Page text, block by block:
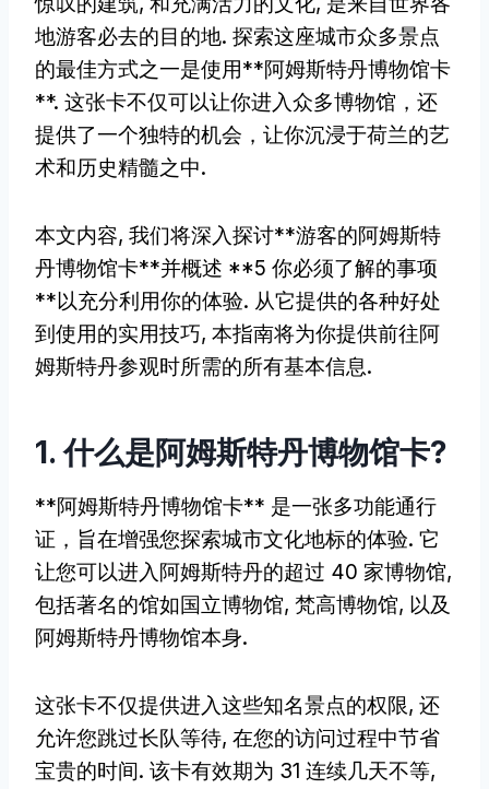
地游客必去的目的地. 探索这座城市众多景点
的最佳方式之一是使用**阿姆斯特丹博物馆卡
**. 这张卡不仅可以让你进入众多博物馆，还
提供了一个独特的机会，让你沉浸于荷兰的艺
术和历史精髓之中.
本文内容, 我们将深入探讨**游客的阿姆斯特
丹博物馆卡**并概述 **5 你必须了解的事项
**以充分利用你的体验. 从它提供的各种好处
到使用的实用技巧, 本指南将为你提供前往阿
姆斯特丹参观时所需的所有基本信息.
1. 什么是阿姆斯特丹博物馆卡?
**阿姆斯特丹博物馆卡** 是一张多功能通行
证，旨在增强您探索城市文化地标的体验. 它
让您可以进入阿姆斯特丹的超过 40 家博物馆,
包括著名的馆如国立博物馆, 梵高博物馆, 以及
阿姆斯特丹博物馆本身.
这张卡不仅提供进入这些知名景点的权限, 还
允许您跳过长队等待, 在您的访问过程中节省
宝贵的时间. 该卡有效期为 31 连续几天不等,